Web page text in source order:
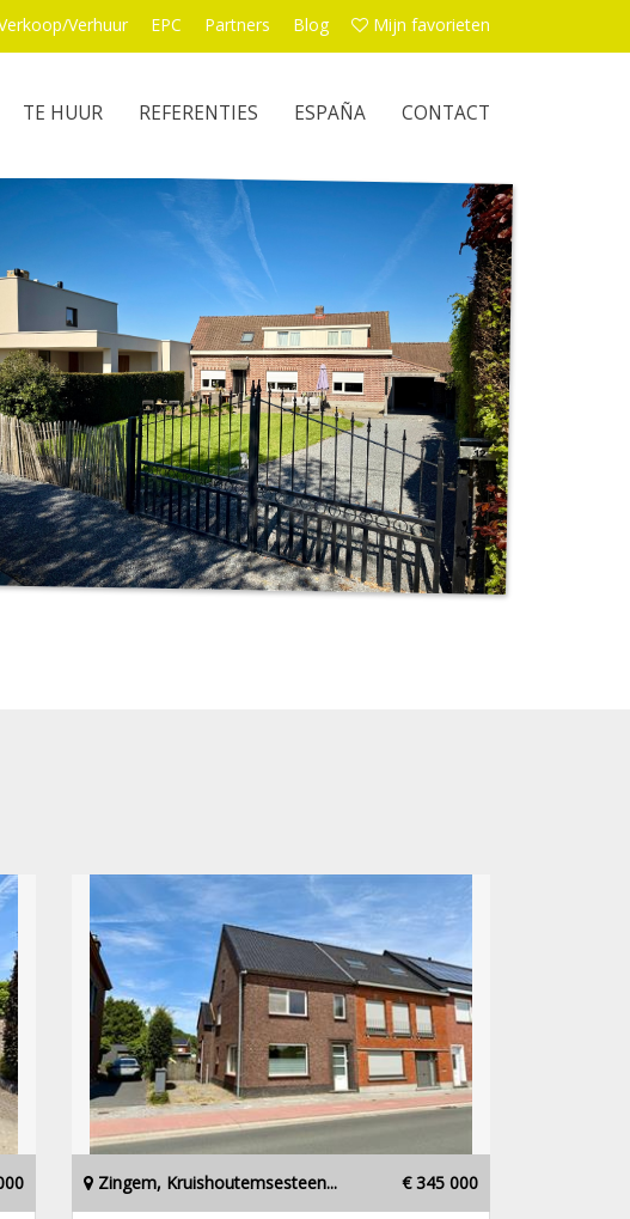
Verhuur EPC Partners Blog Mijn favorieten
TE HUUR REFERENTIES ESPAÑA CONTACT
Zingem, Kruishoutemsesteen... € 345 000